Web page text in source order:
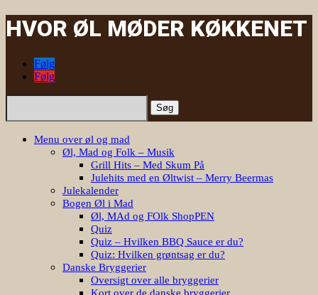
HVOR ØL MØDER KØKKENET
Følg
Følg
Søg
Menu over øl og mad
Øl, Mad og Folk – Musik
Grill Hits – Med Skum På
Julehits med en Øltwist – Merry Beermas
Julekalender
Bogen Øl i Mad
Øl, MAd og FOlk ShopPEN
Quiz
Quiz – Hvilken BBQ Sauce er du?
Quiz: Hvilken grøntsag er du?
Danske Bryggerier
Oversigt over alle bryggerier